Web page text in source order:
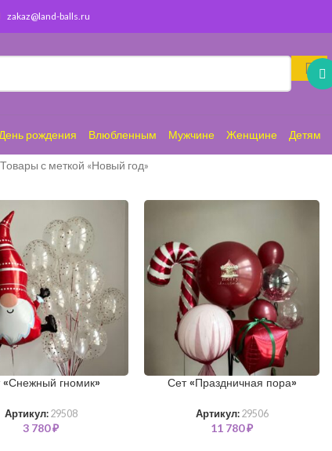
zakaz@land-balls.ru
рождения Влюбленным Мужчине Женщине Детям
Товары с меткой «Новый год»
«Снежный гномик»
Артикул: 29508
3 780₽
Сет «Праздничная пора»
Артикул: 29506
11 780₽